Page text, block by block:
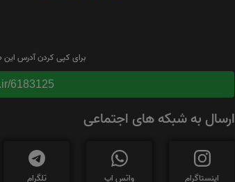
برای کپی کردن آدرس
6183125
ارسال به شبکه های اجتماعی
اینستاگرام واتس اپ تلگرام